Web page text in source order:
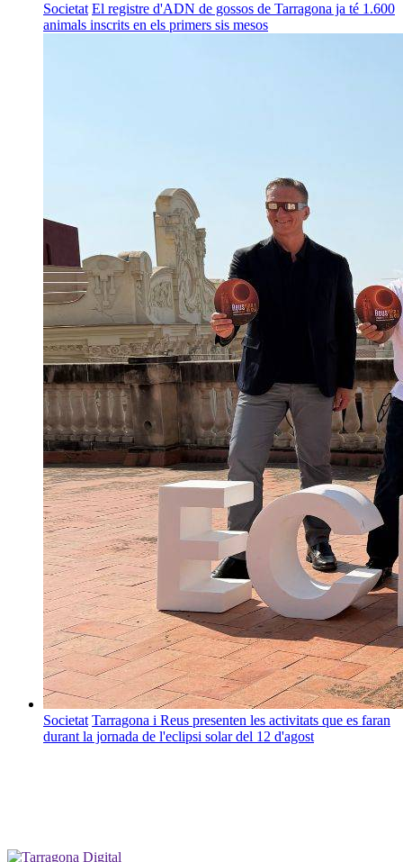
Societat El registre d'ADN de gossos de Tarragona ja té 1.600
animals inscrits en els primers sis mesos
Societat Tarragona i Reus presenten les activitats que es faran
durant la jornada de l'eclipsi solar del 12 d'agost